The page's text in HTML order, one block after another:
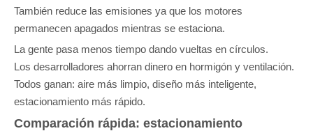
También reduce las emisiones ya que los motores
permanecen apagados mientras se estaciona.
La gente pasa menos tiempo dando vueltas en círculos.
Los desarrolladores ahorran dinero en hormigón y ventilación.
Todos ganan: aire más limpio, diseño más inteligente,
estacionamiento más rápido.
Comparación rápida: estacionamiento